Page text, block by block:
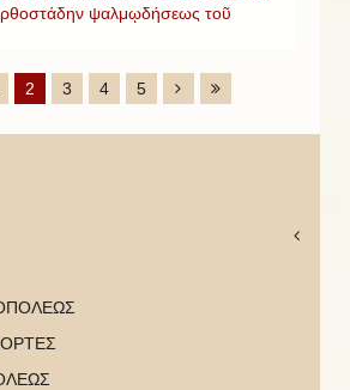
ψαλμῳδήσεως τοῦ
2 3 4 5